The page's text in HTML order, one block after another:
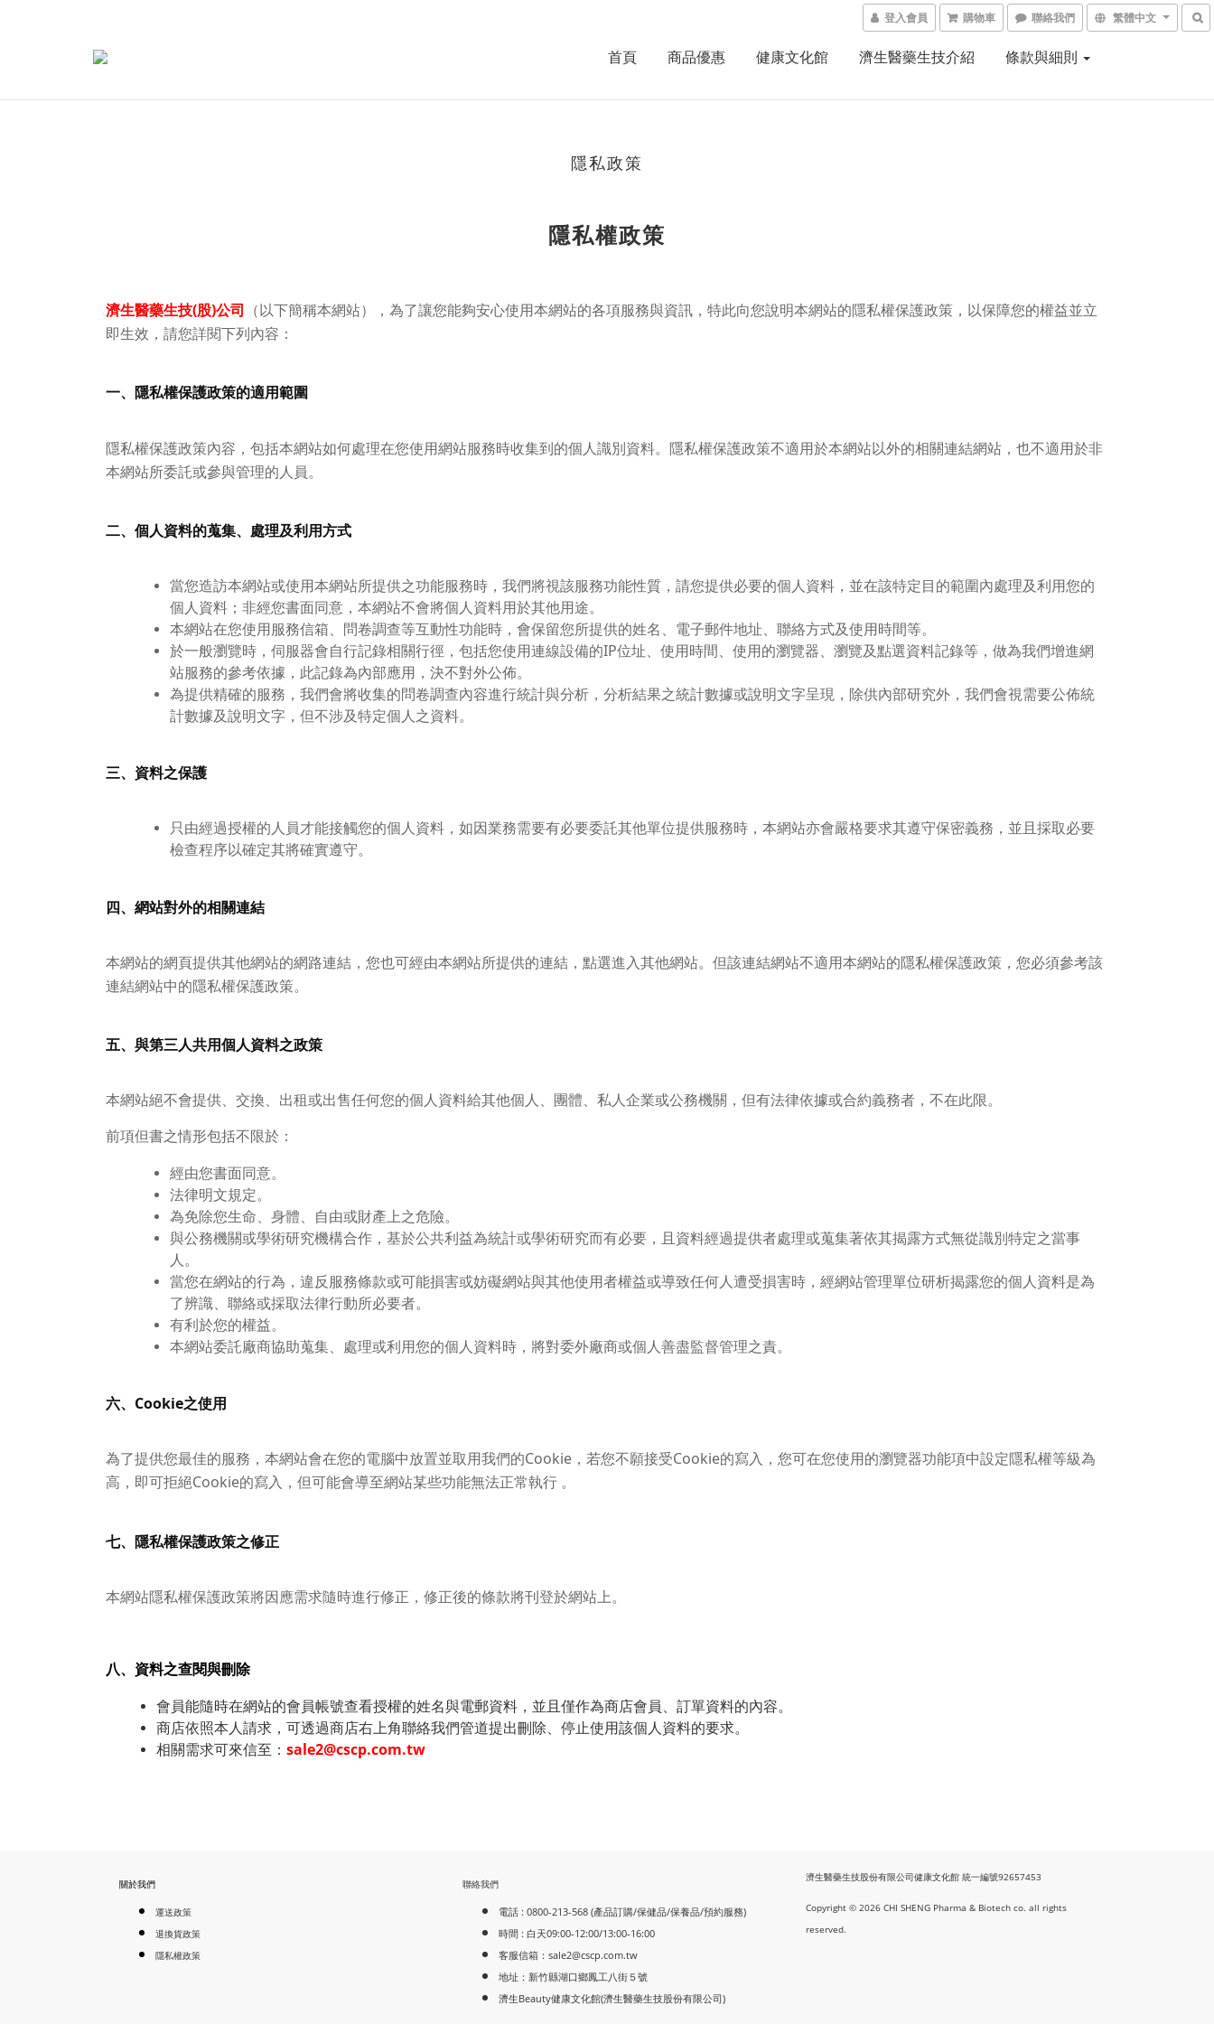
登入會員 購物車 聯絡我們 繁體中文
首頁 商品優惠 健康文化館 濟生醫藥生技介紹 條款與細則
隱私政策
隱私權政策
濟生醫藥生技(股)公司 （以下簡稱本網站），為了讓您能夠安心使用本網站的各項服務與資訊，特此向您說明本網站的隱私權保護政策，以保障您的權益並立
即生效，請您詳閱下列內容：
一、隱私權保護政策的適用範圍
隱私權保護政策內容，包括本網站如何處理在您使用網站服務時收集到的個人識別資料。隱私權保護政策不適用於本網站以外的相關連結網站，也不適用於非
本網站所委託或參與管理的人員。
二、個人資料的蒐集、處理及利用方式
當您造訪本網站或使用本網站所提供之功能服務時，我們將視該服務功能性質，請您提供必要的個人資料，並在該特定目的範圍內處理及利用您的
個人資料；非經您書面同意，本網站不會將個人資料用於其他用途。
本網站在您使用服務信箱、問卷調查等互動性功能時，會保留您所提供的姓名、電子郵件地址、聯絡方式及使用時間等。
於一般瀏覽時，伺服器會自行記錄相關行徑，包括您使用連線設備的IP位址、使用時間、使用的瀏覽器、瀏覽及點選資料記錄等，做為我們增進網
站服務的參考依據，此記錄為內部應用，決不對外公佈。
為提供精確的服務，我們會將收集的問卷調查內容進行統計與分析，分析結果之統計數據或說明文字呈現，除供內部研究外，我們會視需要公佈統
計數據及說明文字，但不涉及特定個人之資料。
三、資料之保護
只由經過授權的人員才能接觸您的個人資料，如因業務需要有必要委託其他單位提供服務時，本網站亦會嚴格要求其遵守保密義務，並且採取必要
檢查程序以確定其將確實遵守。
四、網站對外的相關連結
本網站的網頁提供其他網站的網路連結，您也可經由本網站所提供的連結，點選進入其他網站。但該連結網站不適用本網站的隱私權保護政策，您必須參考該
連結網站中的隱私權保護政策。
五、與第三人共用個人資料之政策
本網站絕不會提供、交換、出租或出售任何您的個人資料給其他個人、團體、私人企業或公務機關，但有法律依據或合約義務者，不在此限。
前項但書之情形包括不限於：
經由您書面同意。
法律明文規定。
為免除您生命、身體、自由或財產上之危險。
與公務機關或學術研究機構合作，基於公共利益為統計或學術研究而有必要，且資料經過提供者處理或蒐集著依其揭露方式無從識別特定之當事
人。
當您在網站的行為，違反服務條款或可能損害或妨礙網站與其他使用者權益或導致任何人遭受損害時，經網站管理單位研析揭露您的個人資料是為
了辨識、聯絡或採取法律行動所必要者。
有利於您的權益。
本網站委託廠商協助蒐集、處理或利用您的個人資料時，將對委外廠商或個人善盡監督管理之責。
六、Cookie之使用
為了提供您最佳的服務，本網站會在您的電腦中放置並取用我們的Cookie，若您不願接受Cookie的寫入，您可在您使用的瀏覽器功能項中設定隱私權等級為
高，即可拒絕Cookie的寫入，但可能會導至網站某些功能無法正常執行 。
七、隱私權保護政策之修正
本網站隱私權保護政策將因應需求隨時進行修正，修正後的條款將刊登於網站上。
八、資料之查閱與刪除
會員能隨時在網站的會員帳號查看授權的姓名與電郵資料，並且僅作為商店會員、訂單資料的內容。
商店依照本人請求，可透過商店右上角聯絡我們管道提出刪除、停止使用該個人資料的要求。
相關需求可來信至： sale2@cscp.com.tw
關於我們
運送政策
退換貨政策
隱私權政策
聯絡我們
電話 : 0800-213-568 (產品訂購/保健品/保養品/預約服務)
時間 : 白天09:00-12:00/13:00-16:00
客服信箱： sale2@cscp.com.tw
地址：新竹縣湖口鄉鳳工八街５號
濟生Beauty健康文化館(濟生醫藥生技股份有限公司)
濟生醫藥生技股份有限公司健康文化館 統一編號92657453
Copyright © 2026 CHI SHENG Pharma & Biotech co. all rights
reserved.